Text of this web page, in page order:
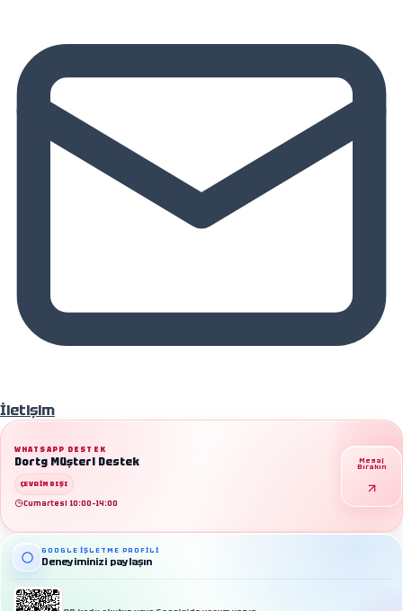
İletişim
WHATSAPP DESTEK
Dortg Müşteri Destek
ÇEVRIMDIŞI
Cumartesi 10:00–14:00
Mesaj
Bırakın
GOOGLE İŞLETME PROFILI
Deneyiminizi paylaşın
İletişim